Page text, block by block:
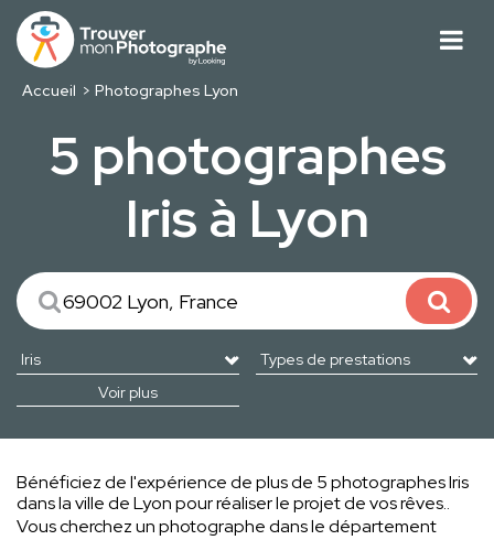
Accueil Photographes Lyon
5 photographes
Iris à Lyon
Voir plus
Bénéficiez de l'expérience de plus de 5 photographes Iris
dans la ville de Lyon pour réaliser le projet de vos rêves..
Vous cherchez un photographe dans le département